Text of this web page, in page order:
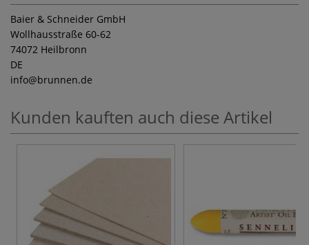
Baier & Schneider GmbH
Wollhausstraße 60-62
74072 Heilbronn
DE
info@brunnen.de
Kunden kauften auch diese Artikel